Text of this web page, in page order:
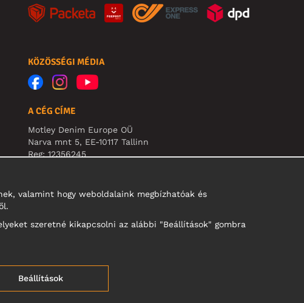
KÖZÖSSÉGI MÉDIA
A CÉG CÍME
Motley Denim Europe OÜ
Narva mnt 5, EE-10117 Tallinn
Reg: 12356245
valamint hogy weboldalaink megbízhatóak és
szeretné kikapcsolni az alábbi "Beállítások" gombra
Beállítások